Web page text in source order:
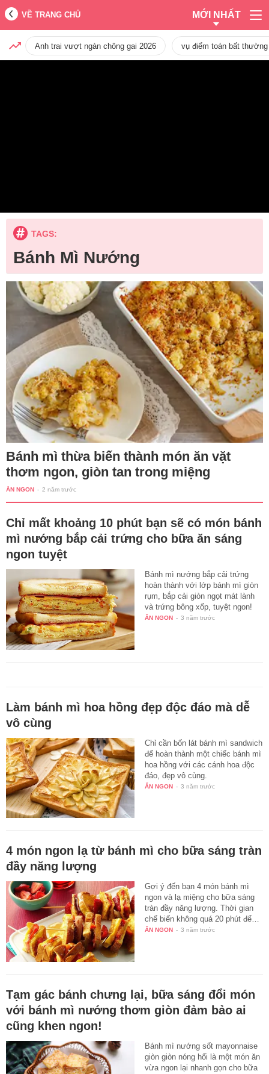
VỀ TRANG CHỦ MỚI NHẤT
Anh trai vượt ngàn chông gai 2026 vụ điểm toán bất
TAGS:
Bánh Mì Nướng
Bánh mì thừa biến thành món ăn vặt
thơm ngon, giòn tan trong miệng
ĂN NGON - 2 năm trước
Chỉ mất khoảng 10 phút bạn sẽ có món bánh
mì nướng bắp cải trứng cho bữa ăn sáng
ngon tuyệt
Bánh mì nướng bắp cải trứng
hoàn thành với lớp bánh mì giòn
rụm, bắp cải giòn ngọt mát lành
và trứng bông xốp, tuyệt ngon!
ĂN NGON - 3 năm trước
Làm bánh mì hoa hồng đẹp độc đáo mà dễ
vô cùng
Chỉ cần bốn lát bánh mì sandwich
để hoàn thành một chiếc bánh mì
hoa hồng với các cánh hoa độc
đáo, đẹp vô cùng.
ĂN NGON - 3 năm trước
4 món ngon lạ từ bánh mì cho bữa sáng tràn
đầy năng lượng
Gợi ý đến bạn 4 món bánh mì
ngon và lạ miệng cho bữa sáng
tràn đầy năng lượng. Thời gian
chế biến không quá 20 phút để…
ĂN NGON - 3 năm trước
Tạm gác bánh chưng lại, bữa sáng đổi món
với bánh mì nướng thơm giòn đảm bảo ai
cũng khen ngon!
Bánh mì nướng sốt mayonnaise
giòn giòn nóng hổi là một món ăn
vừa ngon lại nhanh gọn cho bữa